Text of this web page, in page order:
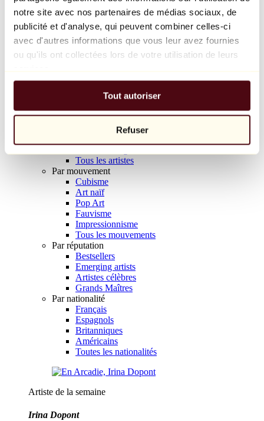
notre site avec nos partenaires de médias sociaux, de
publicité et d'analyse, qui peuvent combiner celles-ci
avec d'autres informations que vous leur avez fournies
ou qu'ils ont collectées lors de votre utilisation de leurs
Tout autoriser
Refuser
Balloon Dog (Orange)
Jeff Koons
10 000 €
Parcourir
Tous les sculpteurs
Tous les photographes
Tous les artistes
Par mouvement
Cubisme
Art naïf
Pop Art
Fauvisme
Impressionnisme
Tous les mouvements
Par réputation
Bestsellers
Emerging artists
Artistes célèbres
Grands Maîtres
Par nationalité
Français
Espagnols
Britanniques
Américains
Toutes les nationalités
Artiste de la semaine
Irina Dopont